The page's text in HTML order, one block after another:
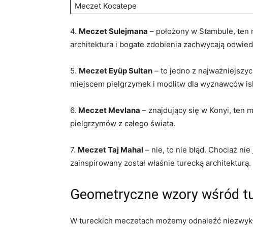
Meczet Kocatepe
4.⁣ Meczet Sulejmana – położony w Stambule, ten
architektura i bogate zdobienia zachwycają
5. Meczet Eyüp Sultan – to jedno z
⁢miejscem pielgrzymek⁤ i‍ modlitw dla wyznawców‍
6. Meczet Mevlana – znajdujący się w‍ Konyi, ⁤ten
pielgrzymów z całego świata.
7. Meczet Taj Mahal – nie, to nie błąd. Chociaż
zainspirowany został właśnie turecką architekturą.
Geometryczne⁣ wzory wśród
W tureckich meczetach możemy odnaleźć